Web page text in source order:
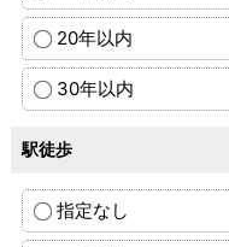
20年以内
30年以内
駅徒歩
指定なし